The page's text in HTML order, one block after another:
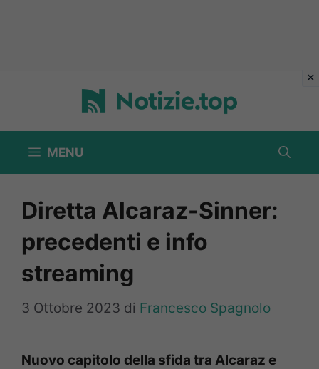
contenuto
MENU
Diretta Alcaraz-Sinner:
precedenti e info
streaming
3 Ottobre 2023 di Francesco Spagnolo
Nuovo capitolo della sfida tra Alcaraz e